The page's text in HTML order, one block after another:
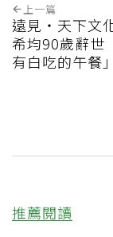
上一篇
遠見‧天下文
希均90歲辭世
有白吃的午餐
推薦閱讀